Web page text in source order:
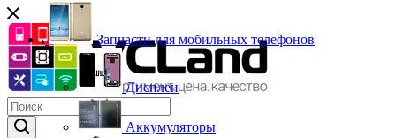
Запчасти для мобильных телефонов
Дисплеи
Аккумуляторы